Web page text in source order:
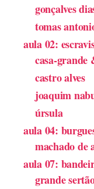
gonçalves
tomas
aula 02:
casa-grande
castro alves
joaquim
úrsula
aula 04:
machado de
aula 07:
grande